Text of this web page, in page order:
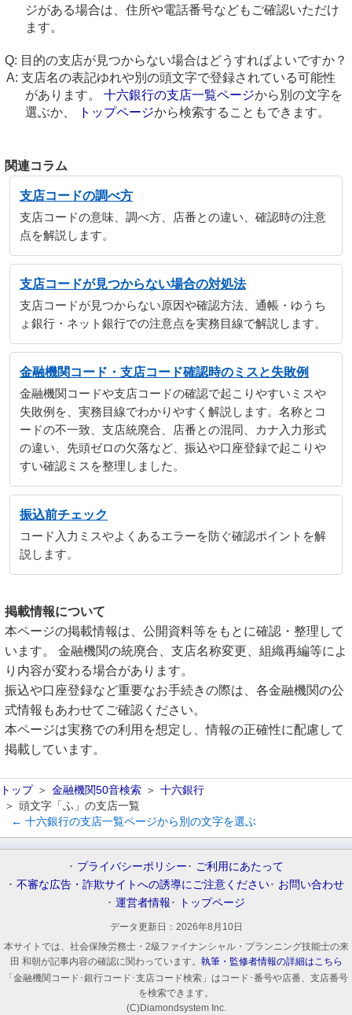
ジがある場合は、住所や電話番号などもご確認いただけ
ます。
目的の支店が見つからない場合はどうすればよいですか？
支店名の表記ゆれや別の頭文字で登録されている可能性
があります。 十六銀行の支店一覧ページから別の文字を
選ぶか、
トップページから検索することもできます。
関連コラム
支店コードの調べ方
支店コードの意味、調べ方、店番との違い、確認時の注意
点を解説します。
支店コードが見つからない場合の対処法
支店コードが見つからない原因や確認方法、通帳・ゆうち
ょ銀行・ネット銀行での注意点を実務目線で解説します。
金融機関コード・支店コード確認時のミスと失敗例
金融機関コードや支店コードの確認で起こりやすいミスや
失敗例を、実務目線でわかりやすく解説します。名称とコ
ードの不一致、支店統廃合、店番との混同、カナ入力形式
の違い、先頭ゼロの欠落など、振込や口座登録で起こりや
すい確認ミスを整理しました。
振込前チェック
コード入力ミスやよくあるエラーを防ぐ確認ポイントを解
説します。
掲載情報について
本ページの掲載情報は、公開資料等をもとに確認・整理して
います。 金融機関の統廃合、支店名称変更、組織再編等によ
り内容が変わる場合があります。
振込や口座登録など重要なお手続きの際は、各金融機関の公
式情報もあわせてご確認ください。
本ページは実務での利用を想定し、情報の正確性に配慮して
掲載しています。
トップ 金融機関50音検索
十六銀行
頭文字「ふ」の支店一覧
← 十六銀行の支店一覧ページから別の文字を選ぶ
プライバシーポリシー
ご利用にあたって
不審な広告・詐欺サイトへの誘導にご注意ください
お問い合わせ
運営者情報
トップページ
データ更新日： 2026年8月10日
本サイトでは、社会保険労務士・2級ファイナンシャル・プランニング技能士の来
田 和朝が記事内容の確認に関わっています。 執筆・監修者情報の詳細はこちら
「金融機関コード･銀行コード･支店コード検索」はコード･番号や店番、支店番号
を検索できます。
(C)Diamondsystem Inc.